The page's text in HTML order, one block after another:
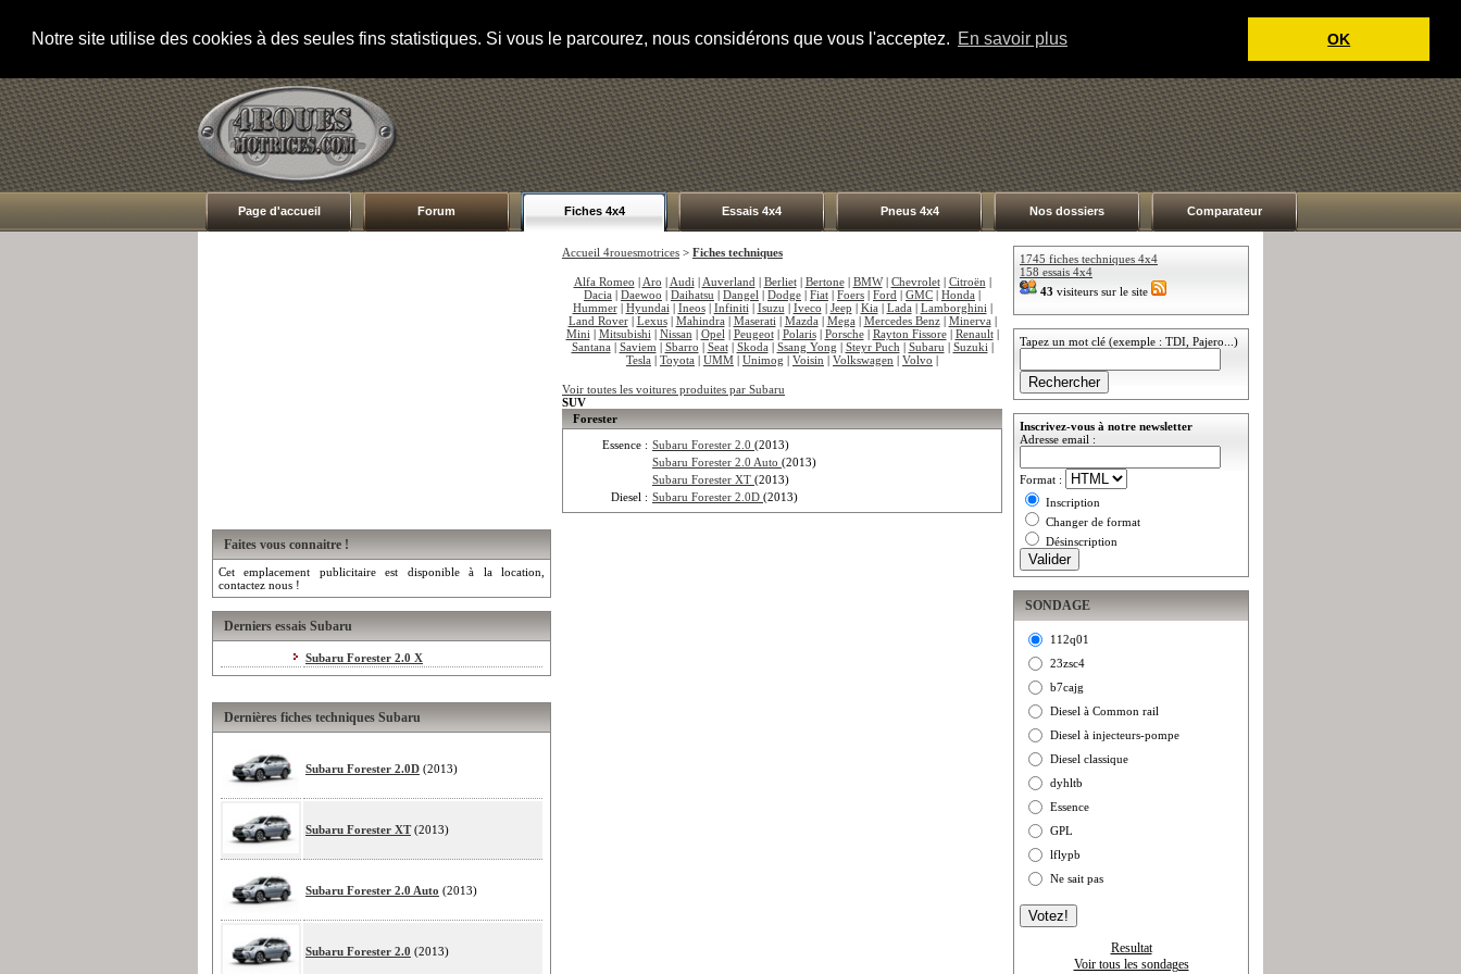
Notre site utilise des cookies à des seules fins statistiques. Si vous le parcourez, nous considérons que vous l'acceptez. En savoir plus OK
Page d'accueil Forum Fiches 4x4 Essais 4x4 Pneus 4x4 Nos dossiers Comparateur
Faites vous connaitre !
Cet emplacement publicitaire est disponible à la location,
contactez nous !
Derniers essais Subaru
Subaru Forester 2.0 X
Dernières fiches techniques Subaru
Subaru Forester 2.0D (2013)
Subaru Forester XT(2013)
Subaru Forester 2.0 Auto (2013)
Subaru Forester 2.0 (2013)
Accueil 4rouesmotrices > Fiches techniques
Alfa Romeo | Aro | Audi | Auverland | Berliet| Bertone| BMW| Chevrolet| Citroën |
Dacia | Daewoo | Daihatsu | Dangel | Dodge | Fiat | Foers | Ford | GMC | Honda |
Hummer| Hyundai | Ineos| Infiniti | Isuzu | Iveco | Jeep | Kia | Lada | Lamborghini |
Land Rover| Lexus| Mahindra | Maserati | Mazda | Mega | Mercedes Benz| Minerva |
Mini | Mitsubishi | Nissan | Opel | Peugeot| Polaris| Porsche| Rayton Fissore| Renault|
Santana | Saviem | Sbarro | Seat| Skoda | Ssang Yong | Steyr Puch | Subaru | Suzuki |
Tesla | Toyota | UMM | Unimog | Voisin | Volkswagen | Volvo |
Voir toutes les voitures produites par Subaru
SUV
Forester
Essence : Subaru Forester 2.0 (2013)
Subaru Forester 2.0 Auto (2013)
Subaru Forester XT (2013)
Diesel : Subaru Forester 2.0D (2013)
1745 fiches techniques 4x4
158 essais 4x4
43 visiteurs sur le site
Tapez un mot clé (exemple : TDI, Pajero...)
Inscrivez-vous à notre newsletter
Adresse email :
Format :
Inscription
Changer de format
Désinscription
SONDAGE
112q01
23zsc4
b7cajg
Diesel à Common rail
Diesel à injecteurs-pompe
Diesel classique
dyhltb
Essence
GPL
lflypb
Ne sait pas
Resultat
Voir tous les sondages